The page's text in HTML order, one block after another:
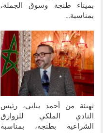
بميناء طنجة وسوق الجملة،
بمناسبة…
تهنئة من أحمد بناني، رئيس
النادي الملكي للزوارق
الشراعية بطنجة، بمناسبة